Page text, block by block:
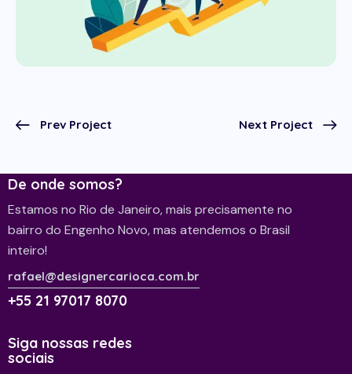
Prev Project Next Project
De onde somos?
Estamos no Rio de Janeiro, mais precisamente no
bairro do Engenho Novo, mas atendemos o Brasil
inteiro!
rafael@designercarioca.com.br
+55 21 97017 8070
Siga nossas redes
sociais